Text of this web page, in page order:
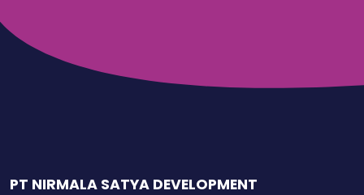
PT NIRMALA SATYA DEVELOPMENT